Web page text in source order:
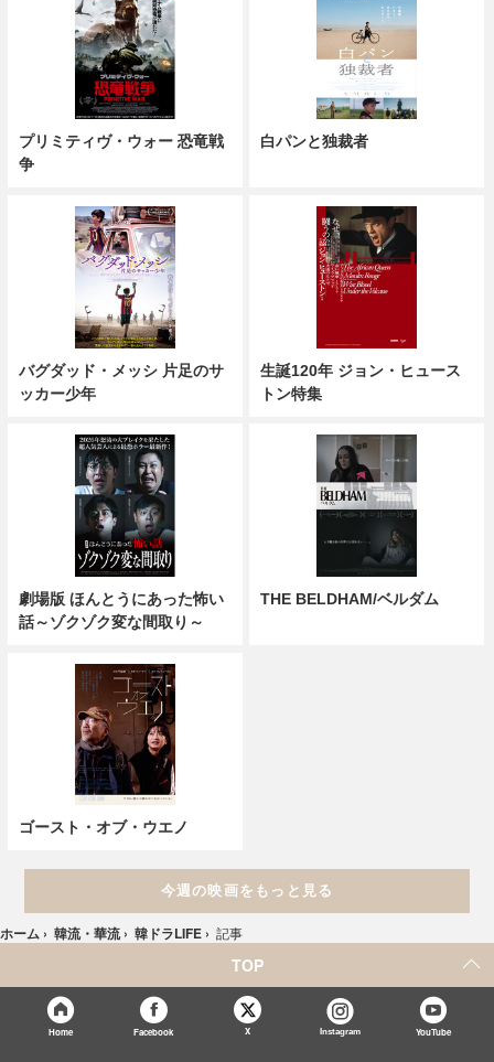
プリミティヴ・ウォー 恐竜戦
争
白パンと独裁者
バグダッド・メッシ 片足のサ
ッカー少年
生誕120年 ジョン・ヒュース
トン特集
劇場版 ほんとうにあった怖い
話～ゾクゾク変な間取り～
THE BELDHAM/ベルダム
ゴースト・オブ・ウエノ
今週の映画をもっと見る
ホーム › 韓流・華流 › 韓ドラLIFE › 記事
TOP
Home Facebook X Instagram YouTube